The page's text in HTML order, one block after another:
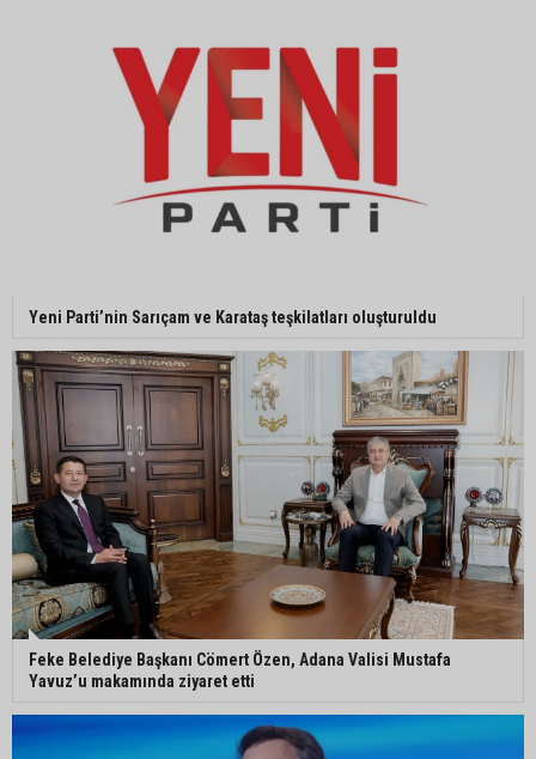
MHP Adana İl Başkanı Hakan Yıldırım:
“Liderimize dil uzatmak sizin haddinize değildir”
Adanalı 13 yaşındaki Ela Nur şelalede hayatını
kaybetti
Adanalı NASA astronotu Deniz Burnham uzaya
Kozan’da üreticilere yangın ve anız uyarısı
Ceyhan’da yağlık ayçiçeği hasadı başladı
Yeni Parti’nin Sarıçam ve Karataş teşkilatları oluşturuldu
Feke Belediye Başkanı Cömert Özen, Adana Valisi Mustafa
Yavuz’u makamında ziyaret etti